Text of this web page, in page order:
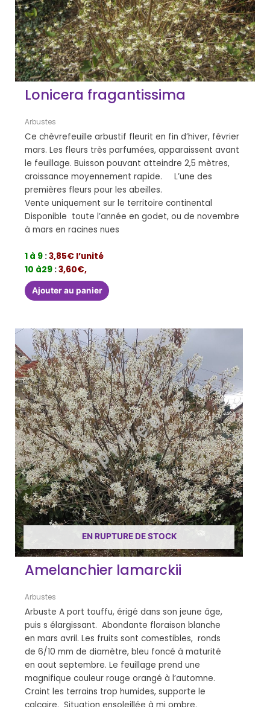
Lonicera fragantissima
Arbustes
Ce chèvrefeuille arbustif fleurit en fin d’hiver, février
mars. Les fleurs très parfumées, apparaissent avant
le feuillage. Buisson pouvant atteindre 2,5 mètres,
croissance moyennement rapide. L’une des
premières fleurs pour les abeilles.
Vente uniquement sur le territoire continental
Disponible toute l’année en godet, ou de novembre
à mars en racines nues
1 à 9 :3,85€ l’unité
10 à29 :3,60€,
Ajouter au panier
EN RUPTURE DE STOCK
Amelanchier lamarckii
Arbustes
Arbuste A port touffu, érigé dans son jeune âge,
puis s élargissant. Abondante floraison blanche
en mars avril. Les fruits sont comestibles, ronds
de 6/10 mm de diamètre, bleu foncé à maturité
en aout septembre. Le feuillage prend une
magnifique couleur rouge orangé à l’automne.
Craint les terrains trop humides, supporte le